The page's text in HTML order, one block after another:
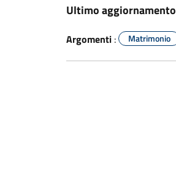
Ultimo aggiornamento
Argomenti : Matrimonio